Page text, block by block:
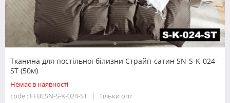
Тканина для постільної білизни Страйп-сатин SN-S-K-024-
ST (50м)
Немає в наявності
code : FFBLSN-S-K-024-ST
Тільки опт